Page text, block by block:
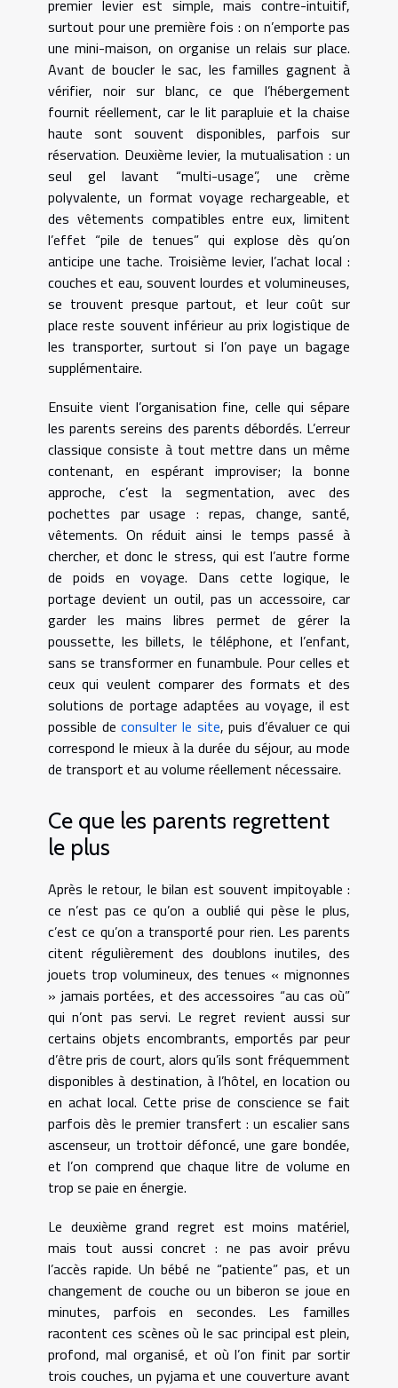
premier levier est simple, mais contre-intuitif,
surtout pour une première fois : on n’emporte pas
une mini-maison, on organise un relais sur place.
Avant de boucler le sac, les familles gagnent à
vérifier, noir sur blanc, ce que l’hébergement
fournit réellement, car le lit parapluie et la chaise
haute sont souvent disponibles, parfois sur
réservation. Deuxième levier, la mutualisation : un
seul gel lavant “multi-usage”, une crème
polyvalente, un format voyage rechargeable, et
des vêtements compatibles entre eux, limitent
l’effet “pile de tenues” qui explose dès qu’on
anticipe une tache. Troisième levier, l’achat local :
couches et eau, souvent lourdes et volumineuses,
se trouvent presque partout, et leur coût sur
place reste souvent inférieur au prix logistique de
les transporter, surtout si l’on paye un bagage
supplémentaire.
Ensuite vient l’organisation fine, celle qui sépare
les parents sereins des parents débordés. L’erreur
classique consiste à tout mettre dans un même
contenant, en espérant improviser; la bonne
approche, c’est la segmentation, avec des
pochettes par usage : repas, change, santé,
vêtements. On réduit ainsi le temps passé à
chercher, et donc le stress, qui est l’autre forme
de poids en voyage. Dans cette logique, le
portage devient un outil, pas un accessoire, car
garder les mains libres permet de gérer la
poussette, les billets, le téléphone, et l’enfant,
sans se transformer en funambule. Pour celles et
ceux qui veulent comparer des formats et des
solutions de portage adaptées au voyage, il est
possible deconsulter le site, puis d’évaluer ce qui
correspond le mieux à la durée du séjour, au mode
de transport et au volume réellement nécessaire.
Ce que les parents regrettent
le plus
Après le retour, le bilan est souvent impitoyable :
ce n’est pas ce qu’on a oublié qui pèse le plus,
c’est ce qu’on a transporté pour rien. Les parents
citent régulièrement des doublons inutiles, des
jouets trop volumineux, des tenues « mignonnes
» jamais portées, et des accessoires “au cas où”
qui n’ont pas servi. Le regret revient aussi sur
certains objets encombrants, emportés par peur
d’être pris de court, alors qu’ils sont fréquemment
disponibles à destination, à l’hôtel, en location ou
en achat local. Cette prise de conscience se fait
parfois dès le premier transfert : un escalier sans
ascenseur, un trottoir défoncé, une gare bondée,
et l’on comprend que chaque litre de volume en
trop se paie en énergie.
Le deuxième grand regret est moins matériel,
mais tout aussi concret : ne pas avoir prévu
l’accès rapide. Un bébé ne “patiente” pas, et un
changement de couche ou un biberon se joue en
minutes, parfois en secondes. Les familles
racontent ces scènes où le sac principal est plein,
profond, mal organisé, et où l’on finit par sortir
trois couches, un pyjama et une couverture avant